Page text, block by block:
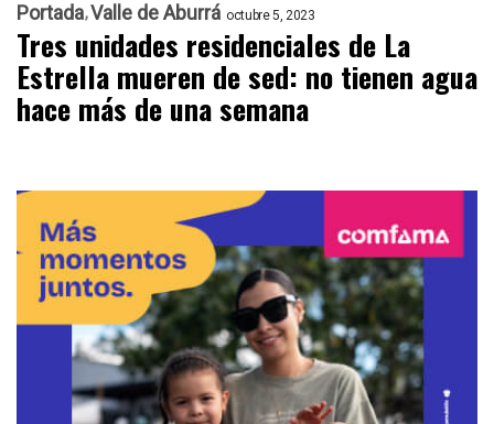
Portada Valle de Aburrá octubre 5, 2023
Tres unidades residenciales de La
Estrella mueren de sed: no tienen agua
hace más de una semana